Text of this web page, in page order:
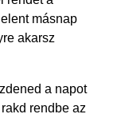
másnap
akarsz
a napot
rendbe az